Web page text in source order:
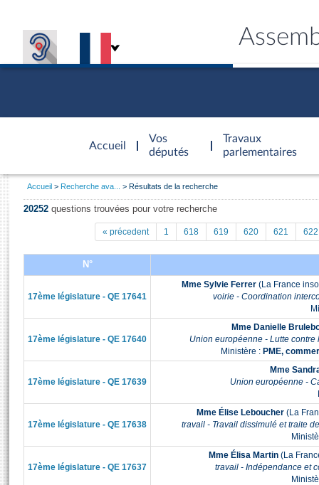
Accueil
d'accueil
Vos
députés
Travaux
parlementaires
Présidence
Groupes politiques
Séance publique
Europe et International
Congrès
Général
Rôle et pouvoirs de l'Assemblée
Présidence Conférence des Présidents Bureau Collège des
Transparence et déontologie
Visiter l'Assemblée
Assister à une séance
Les évènements
Vous
S'inscrire
Vous
ici
Accueil Recherche ava... Résultats de la recherche
20252 questions trouvées pour votre recherche
« précedent 1 618 619 620 621 622
N°
17ème législature - QE 17641
Mme Sylvie Ferrer (La France
voirie - Coordination
17ème législature - QE 17640
Mme Danielle
Union européenne - Lutte
Ministère : PME,
17ème législature - QE 17639
Mme
Union européenne -
17ème législature - QE 17638
Mme Élise Leboucher(La
travail - Travail dissimulé et traite
17ème législature - QE 17637
Mme Élisa Martin(La
travail - Indépendance et